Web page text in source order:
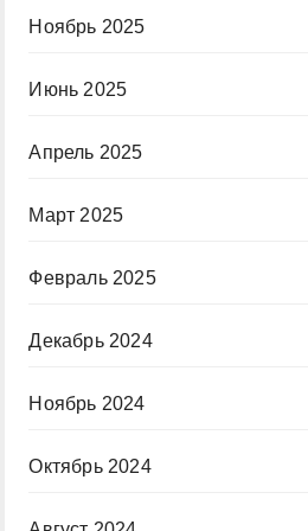
Ноябрь 2025
Июнь 2025
Апрель 2025
Март 2025
Февраль 2025
Декабрь 2024
Ноябрь 2024
Октябрь 2024